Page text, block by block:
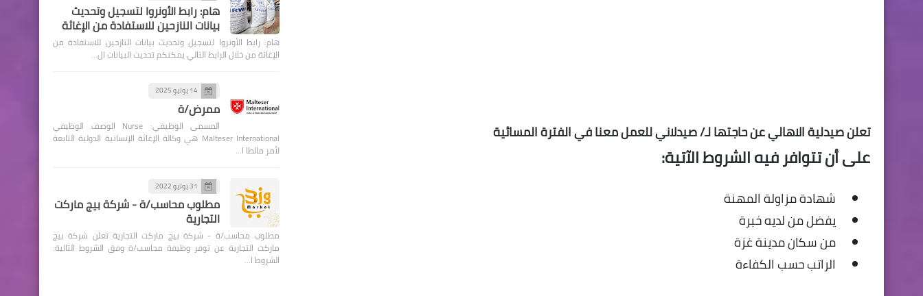
تعلن صيدلية الاهالي عن حاجتها لـ/ صيدلاني للعمل معنا في الفترة المسائية
على أن تتوافر فيه الشروط الآتية:
شهادة مزاولة المهنة
يفضل من لديه خبرة
من سكان مدينة غزة
الراتب حسب الكفاءة
هام: رابط الأونروا لتسجيل وتحديث
بيانات النازحين للاستفادة من الإغاثة
هام: رابط الأونروا لتسجيل وتحديث بيانات النازحين للاستفادة من
الإغاثة من خلال الرابط التالي يمكنكم تحديث البيانات ال…
14 يوليو 2025
ممرض/ة
المسمى الوظيفي: Nurse الوصف الوظيفي
Malteser International هي وكالة الإغاثة الإنسانية الدولية التابعة
لأمر مالطا ا…
31 يوليو 2022
مطلوب محاسب/ة - شركة بيج ماركت
التجارية
مطلوب محاسب/ة - شركة بيج ماركت التجارية تعلن شركة بيج
ماركت التجارية عن توفر وظيفة محاسب/ة وفق الشروط التالية:
الشروط ا…